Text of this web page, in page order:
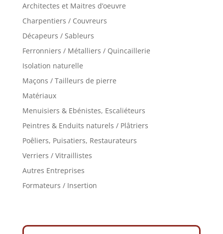
Architectes et Maitres d’oeuvre
Charpentiers / Couvreurs
Décapeurs / Sableurs
Ferronniers / Métalliers / Quincaillerie
Isolation naturelle
Maçons / Tailleurs de pierre
Matériaux
Menuisiers & Ebénistes, Escaliéteurs
Peintres & Enduits naturels / Plâtriers
Poêliers, Puisatiers, Restaurateurs
Verriers / Vitraillistes
Autres Entreprises
Formateurs / Insertion